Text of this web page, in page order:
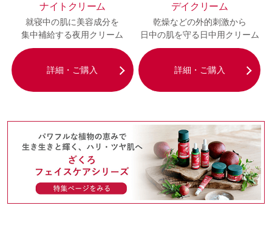
ナイトクリーム
就寝中の肌に美容成分を
集中補給する夜用クリーム
詳細・ご購入
デイクリーム
乾燥などの外的刺激から
日中の肌を守る日中用クリーム
詳細・ご購入